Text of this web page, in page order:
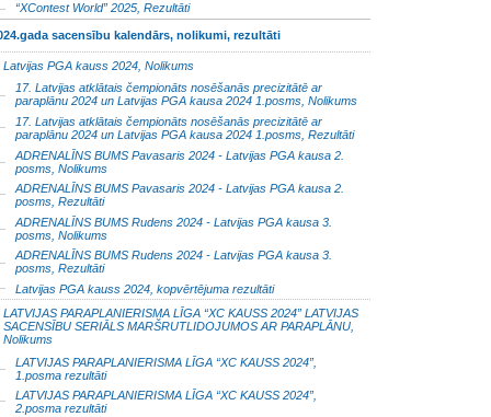
“XContest World” 2025, Rezultāti
sacensību kalendārs, nolikumi, rezultāti
Latvijas PGA kauss 2024, Nolikums
17. Latvijas atklātais čempionāts nosēšanās precizitātē ar
paraplānu 2024 un Latvijas PGA kausa 2024 1.posms, Nolikums
17. Latvijas atklātais čempionāts nosēšanās precizitātē ar
paraplānu 2024 un Latvijas PGA kausa 2024 1.posms, Rezultāti
ADRENALĪNS BUMS Pavasaris 2024 - Latvijas PGA kausa 2.
posms, Nolikums
ADRENALĪNS BUMS Pavasaris 2024 - Latvijas PGA kausa 2.
posms, Rezultāti
ADRENALĪNS BUMS Rudens 2024 - Latvijas PGA kausa 3.
posms, Nolikums
ADRENALĪNS BUMS Rudens 2024 - Latvijas PGA kausa 3.
posms, Rezultāti
Latvijas PGA kauss 2024, kopvērtējuma rezultāti
LATVIJAS PARAPLANIERISMA LĪGA “XC KAUSS 2024” LATVIJAS
SACENSĪBU SERIĀLS MARŠRUTLIDOJUMOS AR PARAPLĀNU,
Nolikums
LATVIJAS PARAPLANIERISMA LĪGA “XC KAUSS 2024”,
1.posma rezultāti
LATVIJAS PARAPLANIERISMA LĪGA “XC KAUSS 2024”,
2.posma rezultāti